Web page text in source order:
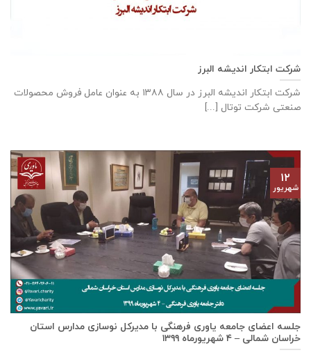
شرکت ابتکار اندیشه البرز
شركت ابتكار اندیشه البرز در سال ١٣٨٨ به عنوان عامل فروش محصولات
صنعتی شركت توتال [...]
جلسه اعضای جامعه ياوری فرهنگی با مدیركل نوسازی مدارس استان
خراسان شمالی – ٤ شهریورماه ۱۳۹۹
۱۲
شهریور